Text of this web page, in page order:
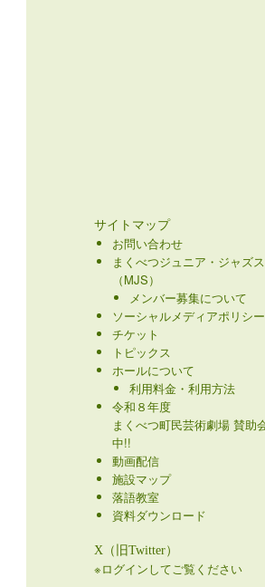
サイトマップ
お問い合わせ
まくべつジュニア・ジャズ
（MJS）
メンバー募集について
ソーシャルメディアポリシー
チケット
トピックス
ホールについて
利用料金・利用方法
令和８年度
まくべつ町民芸術劇場 賛助
中!!
動画配信
施設マップ
落語教室
資料ダウンロード
X（旧Twitter）
※ログインしてご覧ください